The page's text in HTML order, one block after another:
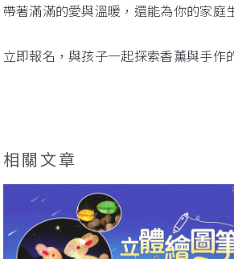
帶著滿滿的愛與溫暖，還能為你的家庭
立即報名，與孩子一起探索香薰與手作
相關文章